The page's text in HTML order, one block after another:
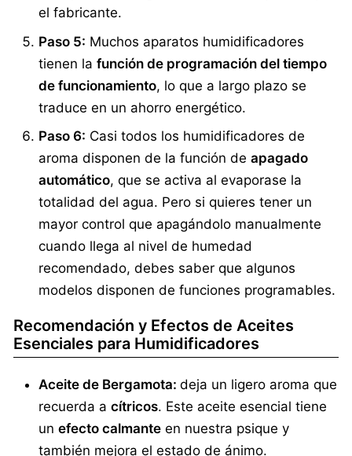
el fabricante.
Paso 5: Muchos aparatos humidificadores
tienen la función de programación del tiempo
de funcionamiento, lo que a largo plazo se
traduce en un ahorro energético.
Paso 6: Casi todos los humidificadores de
aroma disponen de la función de apagado
automático, que se activa al evaporase la
totalidad del agua. Pero si quieres tener un
mayor control que apagándolo manualmente
cuando llega al nivel de humedad
recomendado, debes saber que algunos
modelos disponen de funciones programables.
Recomendación y Efectos de Aceites
Esenciales para Humidificadores
Aceite de Bergamota: deja un ligero aroma que
recuerda a cítricos. Este aceite esencial tiene
un efecto calmante en nuestra psique y
también mejora el estado de ánimo.